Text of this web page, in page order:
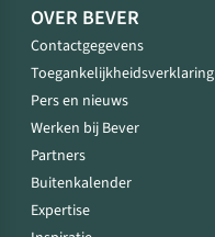
OVER BEVER
Contactgegevens
Toegankelijkheidsverklaring
Pers en nieuws
Werken bij Bever
Partners
Buitenkalender
Expertise